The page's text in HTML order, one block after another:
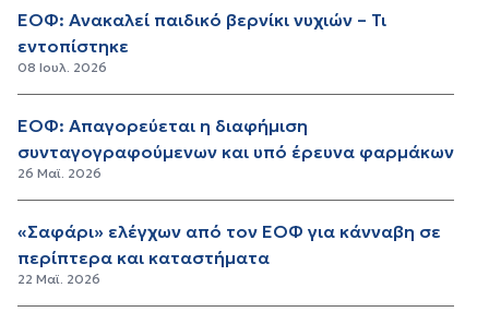
ΕΟΦ: Ανακαλεί παιδικό βερνίκι νυχιών – Τι
εντοπίστηκε
08 Ιουλ. 2026
ΕΟΦ: Απαγορεύεται η διαφήμιση
συνταγογραφούμενων και υπό έρευνα φαρμάκων
26 Μαϊ. 2026
«Σαφάρι» ελέγχων από τον ΕΟΦ για κάνναβη σε
περίπτερα και καταστήματα
22 Μαϊ. 2026